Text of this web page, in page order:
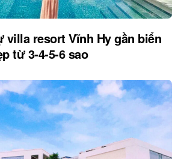
villa resort Vĩnh Hy gần biển
từ 3-4-5-6 sao